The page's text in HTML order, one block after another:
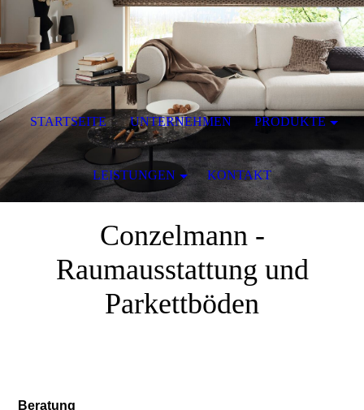
Conzelmann -
Raumausstattung und
Parkettböden
Beratung
STARTSEITE UNTERNEHMEN PRODUKTE
LEISTUNGEN KONTAKT